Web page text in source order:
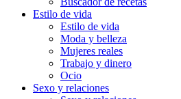
Estilo de vida
Estilo de vida
Moda y belleza
Mujeres reales
Trabajo y dinero
Ocio
Sexo y relaciones